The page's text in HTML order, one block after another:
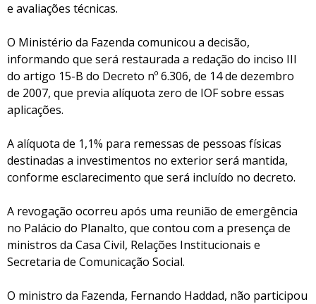
e avaliações técnicas.
O Ministério da Fazenda comunicou a decisão,
informando que será restaurada a redação do inciso III
do artigo 15-B do Decreto nº 6.306, de 14 de dezembro
de 2007, que previa alíquota zero de IOF sobre essas
aplicações.
A alíquota de 1,1% para remessas de pessoas físicas
destinadas a investimentos no exterior será mantida,
conforme esclarecimento que será incluído no decreto.
A revogação ocorreu após uma reunião de emergência
no Palácio do Planalto, que contou com a presença de
ministros da Casa Civil, Relações Institucionais e
Secretaria de Comunicação Social.
O ministro da Fazenda, Fernando Haddad, não participou